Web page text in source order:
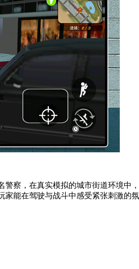
察，在真实模拟的城市街道环境
能在驾驶与战斗中感受紧张刺激的